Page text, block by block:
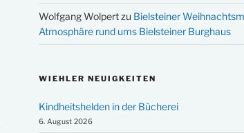
Wolfgang Wolpertzu Bielsteiner
Atmosphäre rund ums Bielsteiner Burghaus
WIEHLER NEUIGKEITEN
Kindheitshelden in der Bücherei
6. August 2026